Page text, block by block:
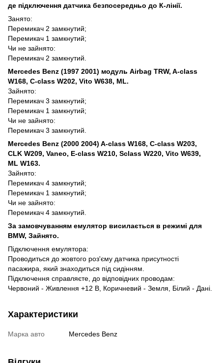
де підключення датчика безпосередньо до К-лінії.
Занято:
Перемикач 2 замкнутий;
Перемикач 1 замкнутий;
Чи не зайнято:
Перемикач 2 замкнутий.
Mercedes Benz (1997 2001) модуль Airbag TRW, A-class
W168, C-class W202, Vito W638, ML.
Зайнято:
Перемикач 3 замкнутий;
Перемикач 1 замкнутий;
Чи не зайнято:
Перемикач 3 замкнутий.
Mercedes Benz (2000 2004) A-class W168, C-class W203,
CLK W209, Vaneo, E-class W210, Sclass W220, Vito W639,
ML W163.
Зайнято:
Перемикач 4 замкнутий;
Перемикач 1 замкнутий;
Чи не зайнято:
Перемикач 4 замкнутий.
За замовчуванням емулятор висилається в режимі для
BMW, Зайнято.
Підключення емулятора:
Проводиться до жовтого роз'єму датчика присутності
пасажира, який знаходиться під сидінням.
Підключення справляєте, до відповідних проводам:
Червоний - Живлення +12 В, Коричневий - Земля, Білий - Дані.
Характеристики
Марка авто Mercedes Benz